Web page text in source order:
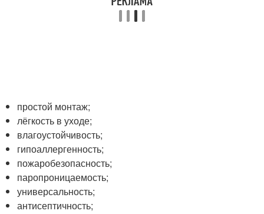
простой монтаж;
лёгкость в уходе;
влагоустойчивость;
гипоаллергенность;
пожаробезопасность;
паропроницаемость;
универсальность;
антисептичность;